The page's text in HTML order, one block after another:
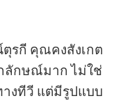
รกี คุณคงสังเกต
ลักษณ์มาก ไม่ใช่
งทีวี แต่มีรูปแบบ